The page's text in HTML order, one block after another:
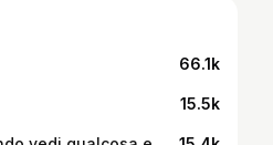
66.1k
15.5k